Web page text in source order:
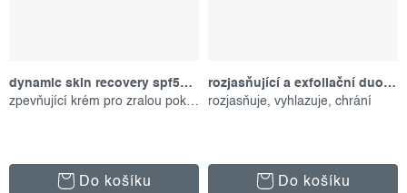
dynamic skin recovery spf50, 15 ml
zpevňující krém pro zralou pokožku
Do košíku
rozjasňující a exfoliační duo, výhodný set
rozjasňuje, vyhlazuje, chrání
Do košíku